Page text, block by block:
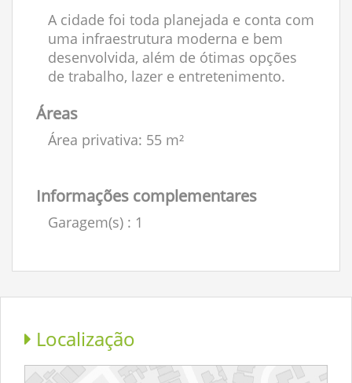
A cidade foi toda planejada e conta com
uma infraestrutura moderna e bem
desenvolvida, além de ótimas opções
de trabalho, lazer e entretenimento.
Áreas
Área privativa: 55 m²
Informações complementares
Garagem(s) : 1
Localização